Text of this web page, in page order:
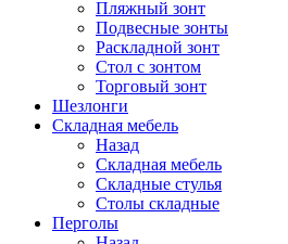
Пляжный зонт
Подвесные зонты
Раскладной зонт
Стол с зонтом
Торговый зонт
Шезлонги
Складная мебель
Назад
Складная мебель
Складные стулья
Столы складные
Перголы